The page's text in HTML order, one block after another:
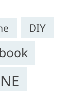
DIY